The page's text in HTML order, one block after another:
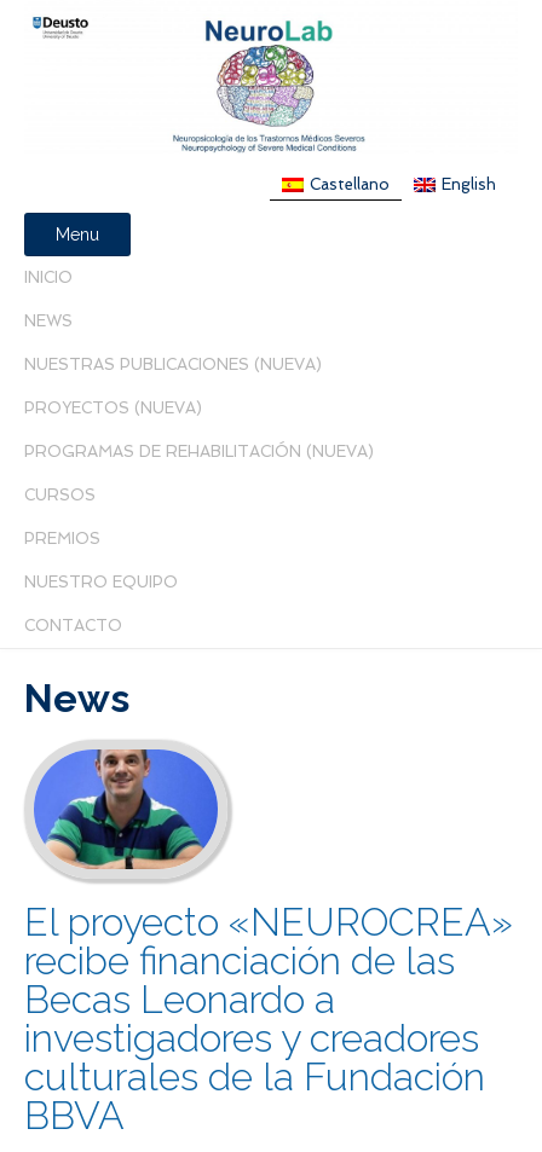
Castellano English
Menu
INICIO
NEWS
NUESTRAS PUBLICACIONES (NUEVA)
PROYECTOS (NUEVA)
PROGRAMAS DE REHABILITACIÓN (NUEVA)
CURSOS
PREMIOS
NUESTRO EQUIPO
CONTACTO
News
El proyecto «NEUROCREA»
recibe financiación de las
Becas Leonardo a
investigadores y creadores
culturales de la Fundación
BBVA